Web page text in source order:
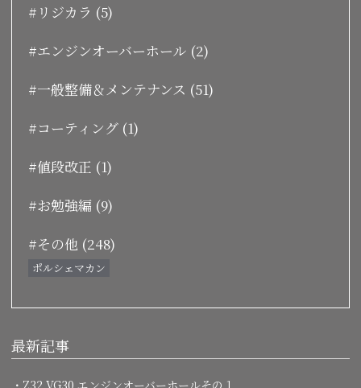
#リジカラ (5)
#エンジンオーバーホール (2)
#一般整備＆メンテナンス (51)
#コーティング (1)
#値段改正 (1)
#お勉強編 (9)
#その他 (248)
ポルシェマカン
最新記事
・Z32 VG30 エンジンオーバーホールその１